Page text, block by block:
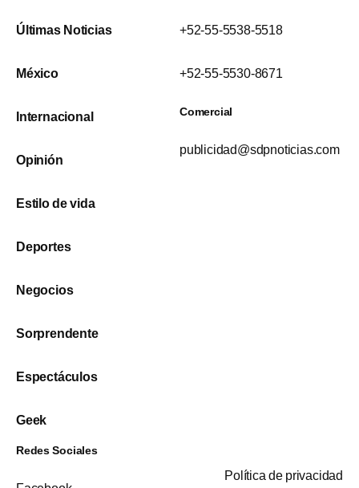
Últimas Noticias
México
Internacional
Opinión
Estilo de vida
Deportes
Negocios
Sorprendente
Espectáculos
Geek
+52-55-5538-5518
+52-55-5530-8671
Comercial
publicidad@sdpnoticias.com
Redes Sociales
Política de privacidad